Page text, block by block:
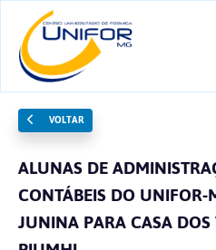
VOLTAR
ALUNAS DE
CONTÁBEIS DO
JUNINA PARA CASA